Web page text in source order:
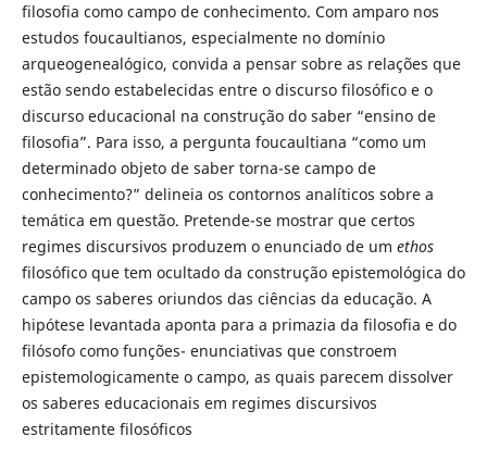
filosofia como campo de conhecimento. Com amparo nos
estudos foucaultianos, especialmente no domínio
arqueogenealógico, convida a pensar sobre as relações que
estão sendo estabelecidas entre o discurso filosófico e o
discurso educacional na construção do saber “ensino de
filosofia”. Para isso, a pergunta foucaultiana “como um
determinado objeto de saber torna-se campo de
conhecimento?” delineia os contornos analíticos sobre a
temática em questão. Pretende-se mostrar que certos
regimes discursivos produzem o enunciado de um ethos
filosófico que tem ocultado da construção epistemológica do
campo os saberes oriundos das ciências da educação. A
hipótese levantada aponta para a primazia da filosofia e do
filósofo como funções- enunciativas que constroem
epistemologicamente o campo, as quais parecem dissolver
os saberes educacionais em regimes discursivos
estritamente filosóficos